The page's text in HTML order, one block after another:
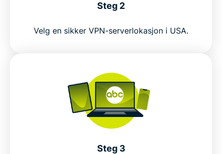
Steg 2
Velg en sikker VPN-serverlokasjon i USA.
Steg 3